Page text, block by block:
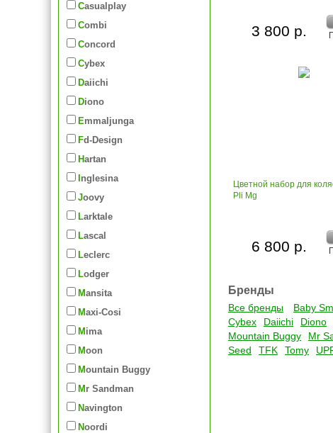
Casualplay
Combi
Concord
Cybex
Daiichi
Diono
Emmaljunga
Fd-Design
Hartan
Inglesina
Joovy
Larktale
Lascal
Leclerc
Lodger
Mansita
Maxi-Cosi
Mima
Moon
Mountain Buggy
Mr Sandman
Navington
Noordi
3 800 р.
Цветной набор для
Pli Mg
6 800 р.
Бренды
Все бренды Baby
Cybex
Daiichi Diono
Mountain Buggy
Mr
Seed
TFK Tomy